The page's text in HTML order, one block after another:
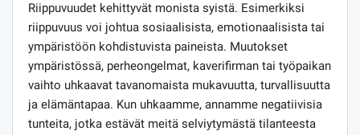
Riippuvuudet kehittyvät monista syistä. Esimerkiksi
riippuvuus voi johtua sosiaalisista, emotionaalisista tai
ympäristöön kohdistuvista paineista. Muutokset
ympäristössä, perheongelmat, kaverifirman tai työpaikan
vaihto uhkaavat tavanomaista mukavuutta, turvallisuutta
ja elämäntapaa. Kun uhkaamme, annamme negatiivisia
tunteita, jotka estävät meitä selviytymästä tilanteesta